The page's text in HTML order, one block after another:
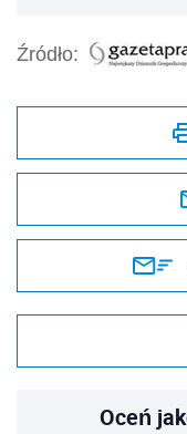
Źródło:
Oceń